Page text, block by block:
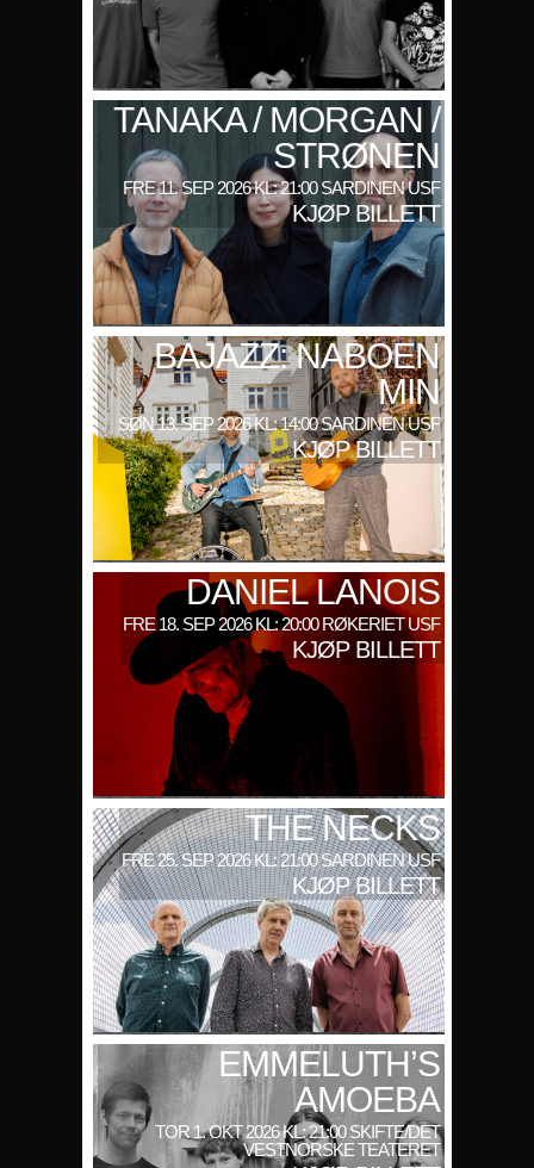
TANAKA / MORGAN /
STRØNEN
FRE 11. SEP 2026 KL: 21:00 SARDINEN USF
KJØP BILLETT
BAJAZZ: NABOEN
MIN
SØN 13. SEP 2026 KL: 14:00 SARDINEN USF
KJØP BILLETT
DANIEL LANOIS
FRE 18. SEP 2026 KL: 20:00 RØKERIET USF
KJØP BILLETT
THE NECKS
FRE 25. SEP 2026 KL: 21:00 SARDINEN USF
KJØP BILLETT
EMMELUTH’S
AMOEBA
TOR 1. OKT 2026 KL: 21:00 SKIFTE/DET
VESTNORSKE TEATERET